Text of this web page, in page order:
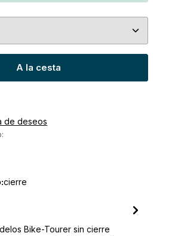
introduce la cantidad
A la cesta
de deseos
cierre
Bike-Tourer sin cierre